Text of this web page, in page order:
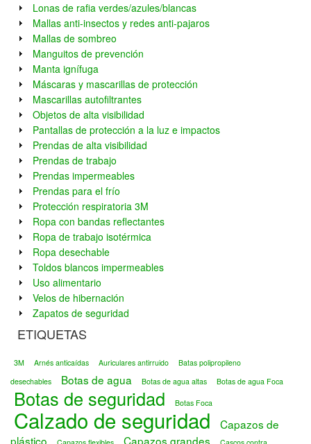
Lonas de rafia verdes/azules/blancas
Mallas anti-insectos y redes anti-pajaros
Mallas de sombreo
Manguitos de prevención
Manta ignífuga
Máscaras y mascarillas de protección
Mascarillas autofiltrantes
Objetos de alta visibilidad
Pantallas de protección a la luz e impactos
Prendas de alta visibilidad
Prendas de trabajo
Prendas impermeables
Prendas para el frío
Protección respiratoria 3M
Ropa con bandas reflectantes
Ropa de trabajo isotérmica
Ropa desechable
Toldos blancos impermeables
Uso alimentario
Velos de hibernación
Zapatos de seguridad
ETIQUETAS
3M Arnés anticaídas Auriculares antirruido
Batas polipropileno
desechables
Botas de agua Botas de agua altas Botas de agua Foca
Botas de seguridad Botas Foca
Calzado de seguridad
Capazos de
plástico
Capazos grandes